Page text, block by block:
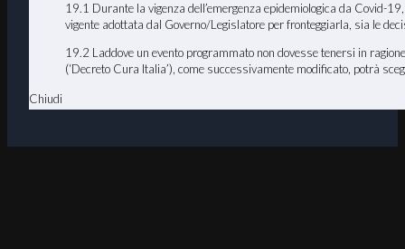
19.1 Durante la vigenza dell’emergenza epidemiologica da Covid-
vigente adottata dal Governo/Legislatore per fronteggiarla, sia le
19.2 Laddove un evento programmato non dovesse tenersi in
(‘Decreto Cura Italia’), come successivamente modificato, potrà
Chiudi